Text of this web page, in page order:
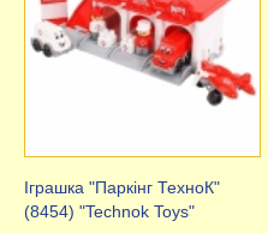
Іграшка "Паркінг ТехноК"
(8454) "Technok Toys"